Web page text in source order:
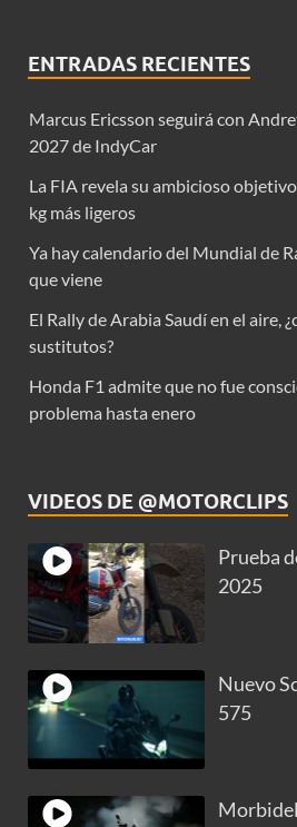
ENTRADAS RECIENTES
Marcus Ericsson seguirá con
2027 de IndyCar
La FIA revela su ambicioso
kg más ligeros
Ya hay calendario del Mundial de
que viene
El Rally de Arabia Saudí en el aire,
sustitutos?
Honda F1 admite que no fue
problema hasta enero
VIDEOS DE @MOTORCLIPS
Prueba
2025
Nuevo
575